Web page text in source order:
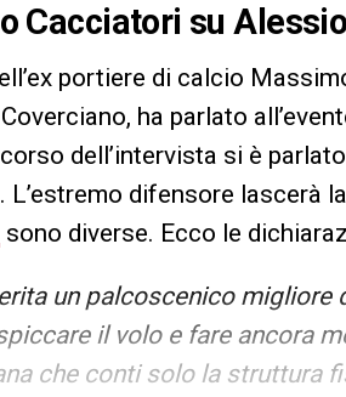
Cacciatori su
portiere di calcio
ha parlato
dell’intervista si è
. L’estremo difensore lascerà
sono diverse. Ecco le
un palcoscenico migliore
il volo e fare ancora
che conti solo la struttura